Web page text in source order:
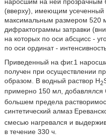
(вверху), имеющим усеченный
максимальным размером 520
дифрактограммы затравки
на которых по оси абсцисс -
по оси ординат -
Приведенный на фиг.1
получен при осуществлении
образом. В водный раствор Н2
примерно 150 мл, добавлялся
большем предела
синтетический алмаз
смесью нагревался и
в течение 330 ч.